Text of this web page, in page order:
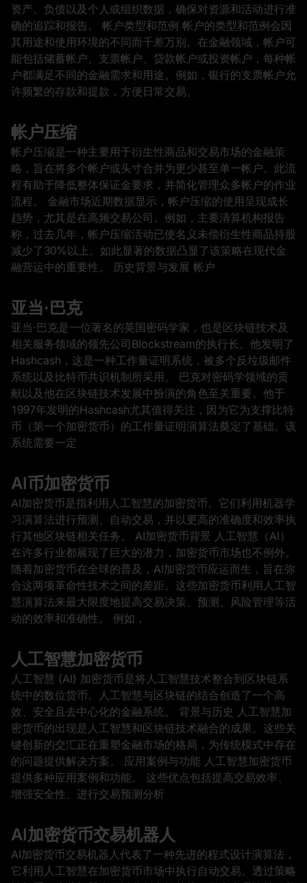
资产、负债以及个人或组织数据，确保对资源和活动进行准
确的追踪和报告。 帐户类型和范例 帐户的类型和范例会因
其用途和使用环境的不同而千差万别。在金融领域，帐户可
能包括储蓄帐户、支票帐户、贷款帐户或投资帐户，每种帐
户都满足不同的金融需求和用途。例如，银行的支票帐户允
许频繁的存款和提款，方便日常交易。
帐户压缩
帐户压缩是一种主要用于衍生性商品和交易市场的金融策
略，旨在将多个帐户或头寸合并为更少甚至单一帐户。此流
程有助于降低整体保证金要求，并简化管理众多帐户的作业
流程。 金融市场近期数据显示，帐户压缩的使用呈现成长
趋势，尤其是在高频交易公司。例如，主要清算机构报告
称，过去几年，帐户压缩活动已使名义未偿衍生性商品持股
减少了30%以上。如此显著的数据凸显了该策略在现代金
融营运中的重要性。 历史背景与发展 帐户
亚当·巴克
亚当·巴克是一位著名的英国密码学家，也是区块链技术及
相关服务领域的领先公司Blockstream的执行长。他发明了
Hashcash，这是一种工作量证明系统，被多个反垃圾邮件
系统以及比特币共识机制所采用。 巴克对密码学领域的贡
献以及他在区块链技术发展中扮演的角色至关重要。他于
1997年发明的Hashcash尤其值得关注，因为它为支撑比特
币（第一个加密货币）的工作量证明演算法奠定了基础。该
系统需要一定
AI币加密货币
AI加密货币是指利用人工智慧的加密货币。它们利用机器学
习演算法进行预测、自动交易，并以更高的准确度和效率执
行其他区块链相关任务。 AI加密货币背景 人工智慧（AI）
在许多行业都展现了巨大的潜力，加密货币市场也不例外。
随着加密货币在全球的普及，AI加密货币应运而生，旨在弥
合这两项革命性技术之间的差距。这些加密货币利用人工智
慧演算法来最大限度地提高交易决策、预测、风险管理等活
动的效率和准确性。 例如，
人工智慧加密货币
人工智慧 (AI) 加密货币是将人工智慧技术整合到区块链系
统中的数位货币。人工智慧与区块链的结合创造了一个高
效、安全且去中心化的金融系统。 背景与历史 人工智慧加
密货币的出现是人工智慧和区块链技术融合的成果。这些关
键创新的交汇正在重塑金融市场的格局，为传统模式中存在
的问题提供解决方案。 应用案例与功能 人工智慧加密货币
提供多种应用案例和功能。 这些优点包括提高交易效率、
增强安全性、进行交易预测分析
AI加密货币交易机器人
AI加密货币交易机器人代表了一种先进的程式设计演算法，
它利用人工智慧在加密货币市场中执行自动交易。透过策略